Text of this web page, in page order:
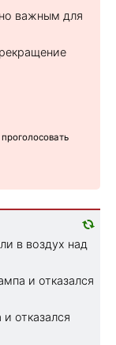
важным для
в воздух над
и отказался
отказался